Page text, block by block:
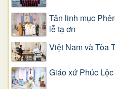
Tân linh mục
lễ tạ ơn
Việt Nam và Tòa
Giáo xứ Phúc